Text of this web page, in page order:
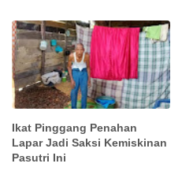
Ikat Pinggang Penahan
Lapar Jadi Saksi Kemiskinan
Pasutri Ini